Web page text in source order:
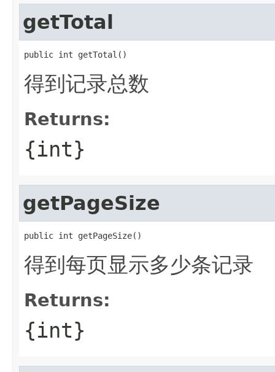
getTotal
public int getTotal()
得到记录总数
Returns:
{int}
getPageSize
public int getPageSize()
得到每页显示多少条记录
Returns:
{int}